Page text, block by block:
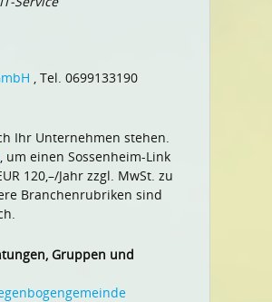
, Tel. 0699133190
Ihr Unternehmen stehen.
, um einen Sossenheim-Link
120,–/Jahr zzgl. MwSt. zu
Branchenrubriken sind
Gruppen und